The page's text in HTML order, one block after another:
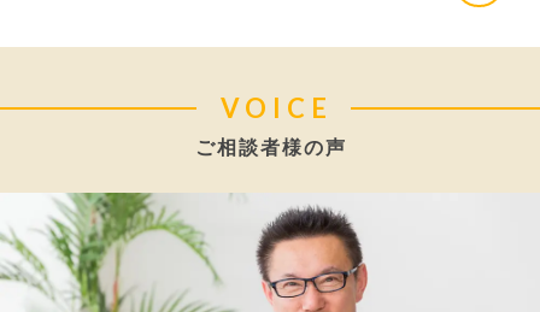
VOICE
ご相談者様の声